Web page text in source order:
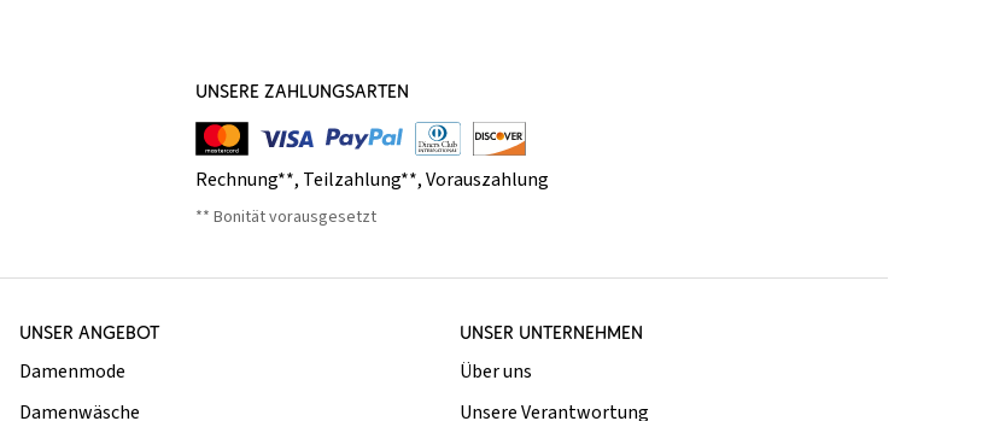
UNSERE ZAHLUNGSARTEN
Rechnung**, Teilzahlung**,Vorauszahlung
** Bonität vorausgesetzt
UNSER ANGEBOT
Damenmode
Damenwäsche
UNSER UNTERNEHMEN
Über uns
Unsere Verantwortung